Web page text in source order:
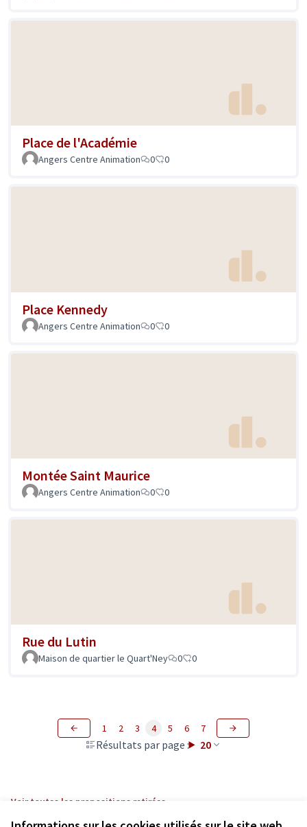
Place de l'Académie
Angers Centre Animation 0 0
Place Kennedy
Angers Centre Animation 0 0
Montée Saint Maurice
Angers Centre Animation 0 0
Rue du Lutin
Maison de quartier le Quart'Ney 0 0
Résultats par page : 20
1 2 3 4 5 6 7
Voir toutes les propositions retirées